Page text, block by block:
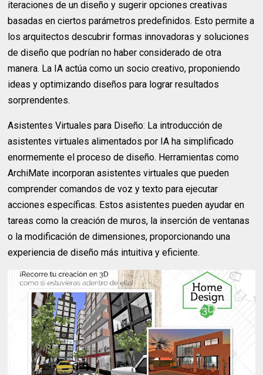
iteraciones de un diseño y sugerir opciones creativas
basadas en ciertos parámetros predefinidos. Esto permite a
los arquitectos descubrir formas innovadoras y soluciones
de diseño que podrían no haber considerado de otra
manera. La IA actúa como un socio creativo, proponiendo
ideas y optimizando diseños para lograr resultados
sorprendentes.
Asistentes Virtuales para Diseño: La introducción de
asistentes virtuales alimentados por IA ha simplificado
enormemente el proceso de diseño. Herramientas como
ArchiMate incorporan asistentes virtuales que pueden
comprender comandos de voz y texto para ejecutar
acciones específicas. Estos asistentes pueden ayudar en
tareas como la creación de muros, la inserción de ventanas
o la modificación de dimensiones, proporcionando una
experiencia de diseño más intuitiva y eficiente.